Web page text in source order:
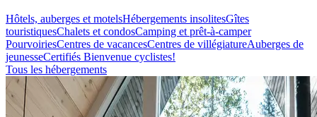
Hôtels, auberges et motelsHébergements insolitesGîtes
touristiquesChalets et condosCamping et prêt-à-camper
PourvoiriesCentres de vacancesCentres de villégiatureAuberges de
jeunesseCertifiés Bienvenue cyclistes!
Tous les hébergements